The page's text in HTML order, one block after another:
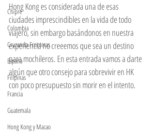
Chipre
Colombia
Cruzando Fronteras
España
Filipinas
Francia
Guatemala
Hong Kong y Macao
Hong Kong es considerada una de esas
ciudades imprescindibles en la vida de todo
viajero, sin embargo basándonos en nuestra
experiencia no creeemos que sea un destino
para mochileros. En esta entrada vamos a darte
algún que otro consejo para sobrevivir en HK
con poco presupuesto sin morir en el intento.